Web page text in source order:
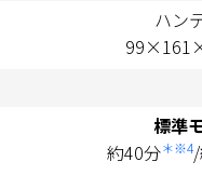
ハン
標準
約40分＊※4